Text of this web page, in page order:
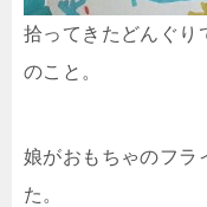
拾ってきたどんぐり
のこと。
娘がおもちゃのフラ
た。